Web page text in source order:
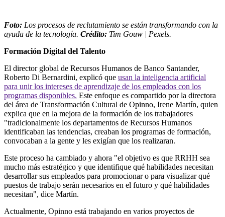
Foto: Los procesos de reclutamiento se están transformando con la
ayuda de la tecnología. Crédito: Tim Gouw | Pexels.
Formación Digital del Talento
El director global de Recursos Humanos de Banco Santander,
Roberto Di Bernardini, explicó que usan la inteligencia artificial
para unir los intereses de aprendizaje de los empleados con los
programas disponibles. Este enfoque es compartido por la directora
del área de Transformación Cultural de Opinno, Irene Martín, quien
explica que en la mejora de la formación de los trabajadores
"tradicionalmente los departamentos de Recursos Humanos
identificaban las tendencias, creaban los programas de formación,
convocaban a la gente y les exigían que los realizaran.
Este proceso ha cambiado y ahora "el objetivo es que RRHH sea
mucho más estratégico y que identifique qué habilidades necesitan
desarrollar sus empleados para promocionar o para visualizar qué
puestos de trabajo serán necesarios en el futuro y qué habilidades
necesitan", dice Martín.
Actualmente, Opinno está trabajando en varios proyectos de